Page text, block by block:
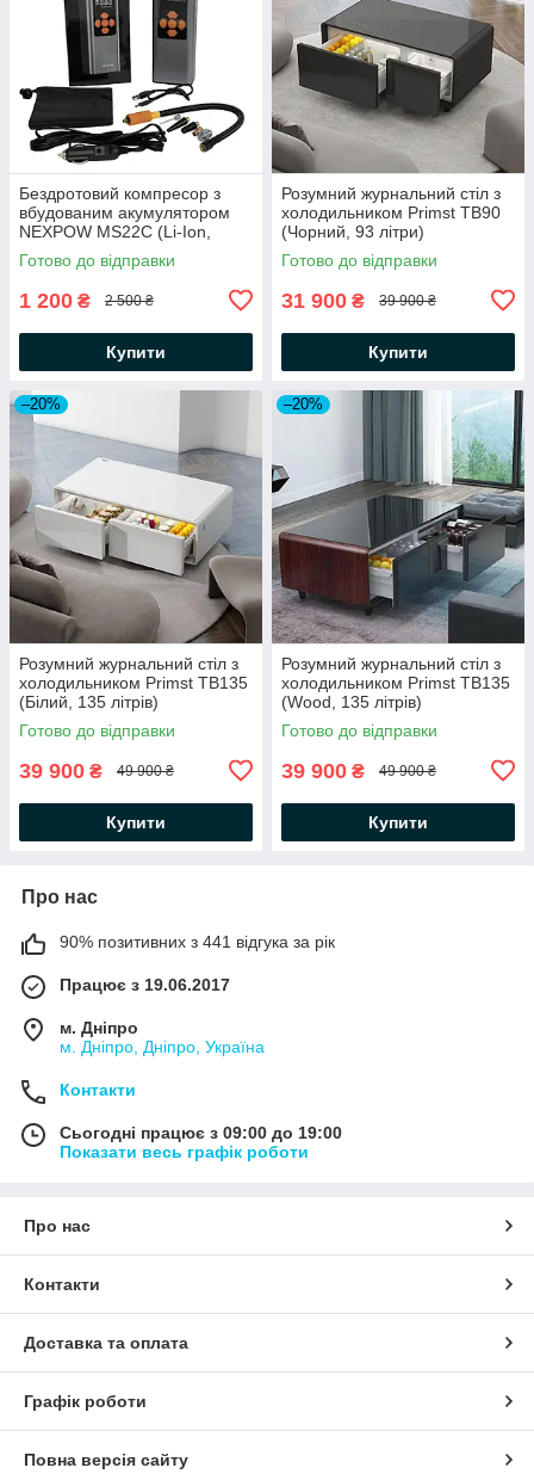
Бездротовий компресор з
вбудованим акумулятором
NEXPOW MS22C (Li-Ion,
6000 mAh, 60W)
Готово до відправки
1 200 ₴ 2 500 ₴
Купити
Розумний журнальний стіл з
холодильником Primst TB90
(Чорний, 93 літри)
Готово до відправки
31 900 ₴ 39 900 ₴
Купити
–20%
Розумний журнальний стіл з
холодильником Primst TB135
(Білий, 135 літрів)
Готово до відправки
39 900 ₴ 49 900 ₴
Купити
–20%
Розумний журнальний стіл з
холодильником Primst TB135
(Wood, 135 літрів)
Готово до відправки
39 900 ₴ 49 900 ₴
Купити
Про нас
90% позитивних з 441 відгука за рік
Працює з 19.06.2017
м. Дніпро
м. Дніпро, Дніпро, Україна
Контакти
Сьогодні працює з 09:00 до 19:00
Показати весь графік роботи
Про нас
Контакти
Доставка та оплата
Графік роботи
Повна версія сайту